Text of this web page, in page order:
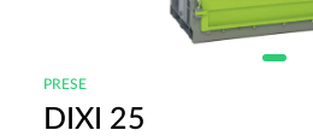
PRESE
DIXI 25